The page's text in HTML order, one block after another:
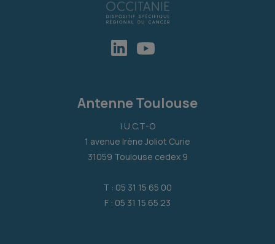
Antenne Toulouse
I.U.C.T-O
1 avenue Irène Joliot Curie
31059 Toulouse cedex 9
T : 05 31 15 65 00
F : 05 31 15 65 23